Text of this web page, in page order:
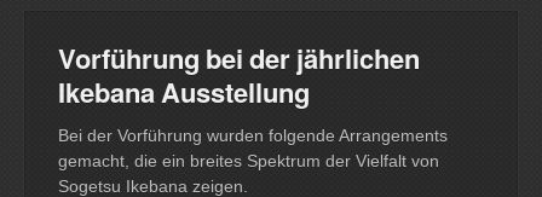
Vorführung bei der jährlichen
Ikebana Ausstellung
Bei der Vorführung wurden folgende Arrangements
gemacht, die ein breites Spektrum der Vielfalt von
Sogetsu Ikebana zeigen.